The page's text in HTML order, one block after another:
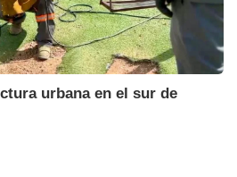
urbana en el sur de